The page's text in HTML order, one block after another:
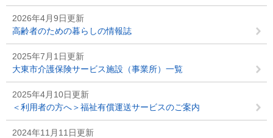
2026年4月9日更新
高齢者のための暮らしの情報誌
2025年7月1日更新
大東市介護保険サービス施設（事業所）一覧
2025年4月10日更新
＜利用者の方へ＞福祉有償運送サービスのご案内
2024年11月11日更新